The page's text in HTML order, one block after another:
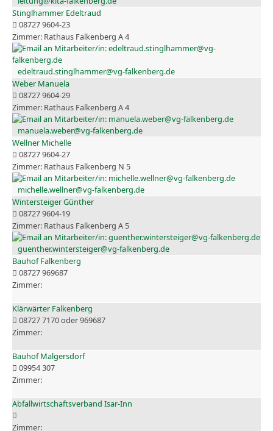
Stinglhammer Edeltraud
08727 9604-23
Rathaus Falkenberg A 4
edeltraud.stinglhammer@vg-falkenberg.de
Weber Manuela
08727 9604-29
Rathaus Falkenberg A 4
manuela.weber@vg-falkenberg.de
Wellner Michelle
08727 9604-27
Rathaus Falkenberg N 5
michelle.wellner@vg-falkenberg.de
Wintersteiger Günther
08727 9604-19
Rathaus Falkenberg A 5
guenther.wintersteiger@vg-falkenberg.de
Bauhof Falkenberg
08727 969687
Klärwärter Falkenberg
08727 7170 oder 969687
Bauhof Malgersdorf
09954 307
Abfallwirtschaftsverband Isar-Inn